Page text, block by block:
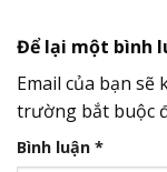
Để lại một bình
Email của bạn
trường bắt buộc
Bình luận *